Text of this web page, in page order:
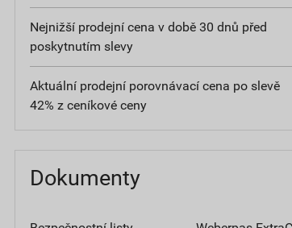
Nejnižší prodejní cena v době 30 dnů před
poskytnutím slevy
Aktuální prodejní porovnávací cena po slevě
42% z ceníkové ceny
Dokumenty